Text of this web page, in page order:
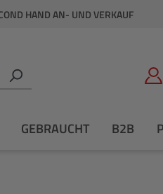
HAND AN- UND VERKAUF
GEBRAUCHT B2B